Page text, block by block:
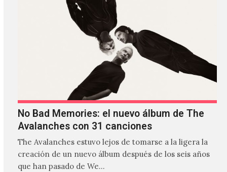
No Bad Memories: el nuevo álbum de The
Avalanches con 31 canciones
The Avalanches estuvo lejos de tomarse a la ligera la
creación de un nuevo álbum después de los seis años
que han pasado de We…